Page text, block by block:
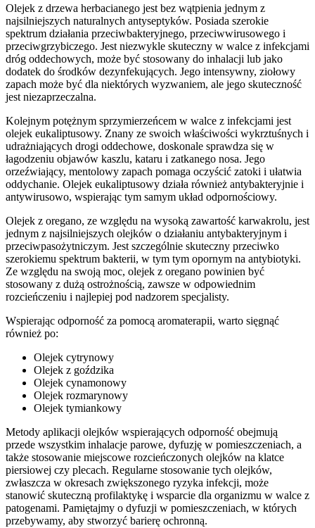
Olejek z drzewa herbacianego jest bez wątpienia jednym z
najsilniejszych naturalnych antyseptyków. Posiada szerokie
spektrum działania przeciwbakteryjnego, przeciwwirusowego i
przeciwgrzybiczego. Jest niezwykle skuteczny w walce z infekcjami
dróg oddechowych, może być stosowany do inhalacji lub jako
dodatek do środków dezynfekujących. Jego intensywny, ziołowy
zapach może być dla niektórych wyzwaniem, ale jego skuteczność
jest niezaprzeczalna.
Kolejnym potężnym sprzymierzeńcem w walce z infekcjami jest
olejek eukaliptusowy. Znany ze swoich właściwości wykrztuśnych i
udrażniających drogi oddechowe, doskonale sprawdza się w
łagodzeniu objawów kaszlu, kataru i zatkanego nosa. Jego
orzeźwiający, mentolowy zapach pomaga oczyścić zatoki i ułatwia
oddychanie. Olejek eukaliptusowy działa również antybakteryjnie i
antywirusowo, wspierając tym samym układ odpornościowy.
Olejek z oregano, ze względu na wysoką zawartość karwakrolu, jest
jednym z najsilniejszych olejków o działaniu antybakteryjnym i
przeciwpasożytniczym. Jest szczególnie skuteczny przeciwko
szerokiemu spektrum bakterii, w tym tym opornym na antybiotyki.
Ze względu na swoją moc, olejek z oregano powinien być
stosowany z dużą ostrożnością, zawsze w odpowiednim
rozcieńczeniu i najlepiej pod nadzorem specjalisty.
Wspierając odporność za pomocą aromaterapii, warto sięgnąć
również po:
Olejek cytrynowy
Olejek z goździka
Olejek cynamonowy
Olejek rozmarynowy
Olejek tymiankowy
Metody aplikacji olejków wspierających odporność obejmują
przede wszystkim inhalacje parowe, dyfuzję w pomieszczeniach, a
także stosowanie miejscowe rozcieńczonych olejków na klatce
piersiowej czy plecach. Regularne stosowanie tych olejków,
zwłaszcza w okresach zwiększonego ryzyka infekcji, może
stanowić skuteczną profilaktykę i wsparcie dla organizmu w walce z
patogenami. Pamiętajmy o dyfuzji w pomieszczeniach, w których
przebywamy, aby stworzyć barierę ochronną.